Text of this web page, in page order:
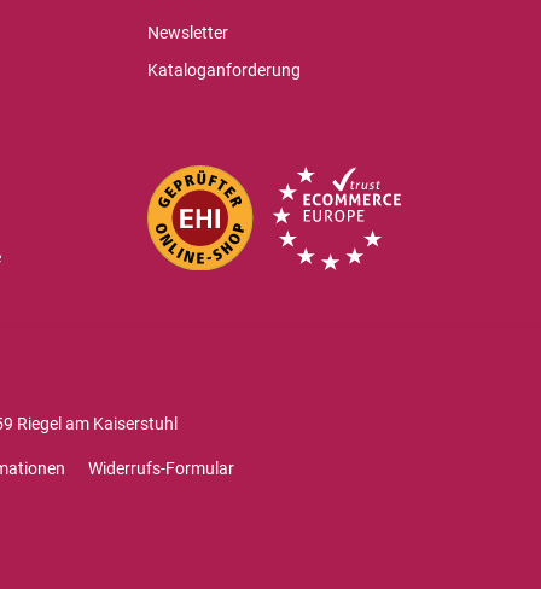
Newsletter
Kataloganforderung
Riegel am Kaiserstuhl
Widerrufs-Formular